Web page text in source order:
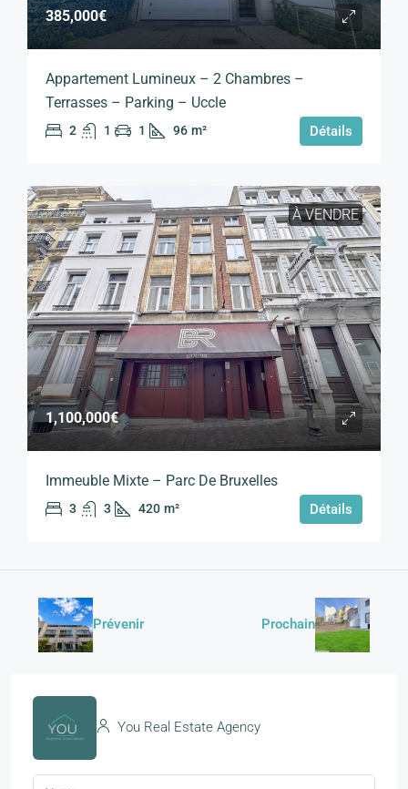
385,000€
Appartement Lumineux – 2 Chambres –
Terrasses – Parking – Uccle
2 1 1 96 m² Détails
À VENDRE
1,100,000€
Immeuble Mixte – Parc De Bruxelles
3 3 420 m² Détails
Prévenir Prochain
You Real Estate Agency